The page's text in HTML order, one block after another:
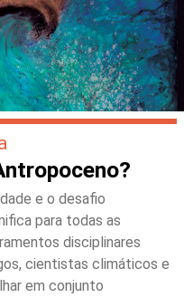
e o desafio
para todas as
disciplinares
cientistas climáticos e
em conjunto